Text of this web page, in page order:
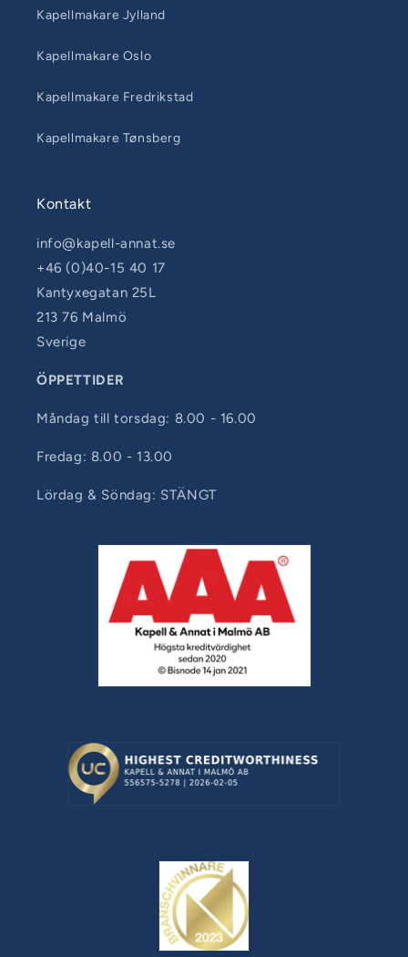
Kapellmakare Jylland
Kapellmakare Oslo
Kapellmakare Fredrikstad
Kapellmakare Tønsberg
Kontakt
info@kapell-annat.se
+46 (0)40-15 40 17
Kantyxegatan 25L
213 76 Malmö
Sverige
ÖPPETTIDER
Måndag till torsdag: 8.00 - 16.00
Fredag: 8.00 - 13.00
Lördag & Söndag: STÄNGT